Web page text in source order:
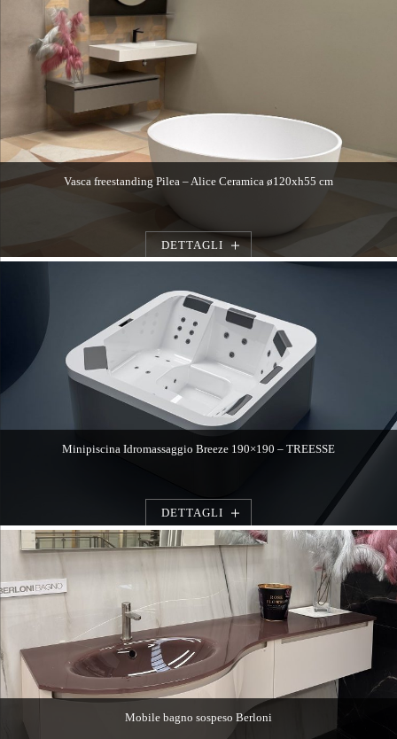
Vasca freestanding Pilea – Alice Ceramica ø120xh55 cm
DETTAGLI
Minipiscina Idromassaggio Breeze 190×190 – TREESSE
DETTAGLI
Mobile bagno sospeso Berloni